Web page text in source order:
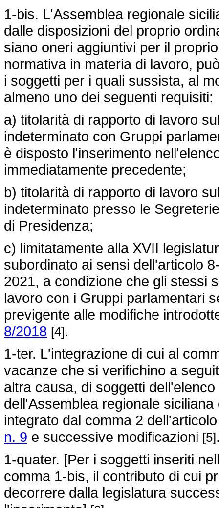
1-bis. L'Assemblea regionale
dalle disposizioni del proprio
siano oneri aggiuntivi per il
normativa in materia di lavoro,
i soggetti per i quali sussista, al
almeno uno dei seguenti requisiti:
a) titolarità di rapporto di lavoro
indeterminato con Gruppi
è disposto l'inserimento
immediatamente precedente;
b) titolarità di rapporto di lavoro
indeterminato presso le
di Presidenza;
c) limitatamente alla XVII
subordinato ai sensi dell'articolo
2021, a condizione che gli stessi
lavoro con i Gruppi parlamentari
previgente alle modifiche
8/2018 [4].
1-ter. L'integrazione di cui al
vacanze che si verifichino a
altra causa, di soggetti
dell'Assemblea regionale
integrato dal comma 2
n. 9 e successive modificazioni [5]
1-quater. [Per i soggetti inseriti
comma 1-bis, il contributo di cui
decorrere dalla legislatura